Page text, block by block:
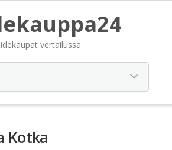
vertailussa
Kotka